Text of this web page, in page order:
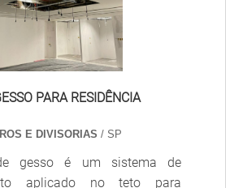
segurança aos frequentadores
e oferece as segu.
PARA RESIDÊNCIA
E DIVISORIAS / SP
gesso é um sistema de
aplicado no teto para